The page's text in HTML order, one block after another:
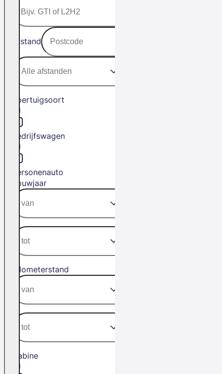
Afstand
Voertuigsoort
Bedrijfswagen
Personenauto
Bouwjaar
Kilometerstand
Cabine